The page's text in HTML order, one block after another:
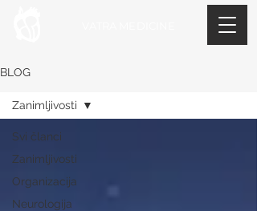
BLOG
Svi članci
Zanimljivosti
Organizacija
Neurologija
Zanimljivosti